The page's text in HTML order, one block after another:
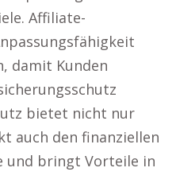
Affiliate-
damit Kunden
bietet nicht nur
auch den finanziellen
und bringt Vorteile in